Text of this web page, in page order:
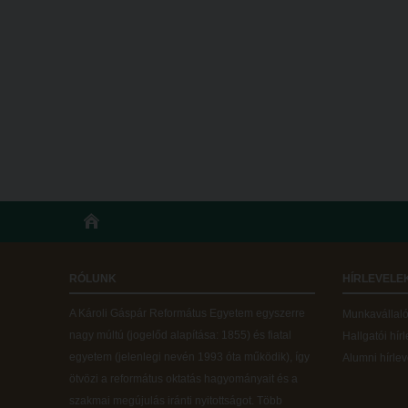
RÓLUNK
A Károli Gáspár Református Egyetem egyszerre
nagy múltú (jogelőd alapítása: 1855) és fiatal
egyetem (jelenlegi nevén 1993 óta működik), így
ötvözi a református oktatás hagyományait és a
szakmai megújulás iránti nyitottságot. Több
Hallgatói
Alumni